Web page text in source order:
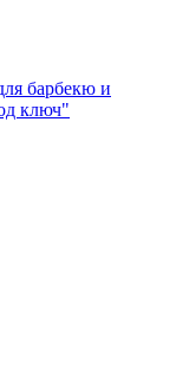
барбекю и
ключ"